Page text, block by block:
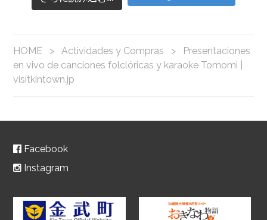
HOME > Actividades y Compras >
Presentaciones
en vivo de canciones folclóricas y karaoke Tomomi |
visitkintown.jp
Facebook
Instagram